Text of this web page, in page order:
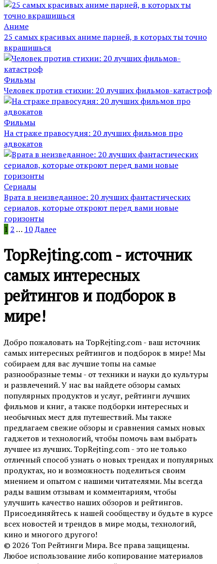
Аниме
25 самых красивых аниме парней, в которых ты точно
вкрашишься
Фильмы
Человек против стихии: 20 лучших фильмов-катастроф
Фильмы
На страже правосудия: 20 лучших фильмов про
адвокатов
Сериалы
Врата в неизведанное: 20 лучших фантастических
сериалов, которые откроют перед вами новые
горизонты
Пагинация
1 2 … 10Далее
TopRejting.com - источник
самых интересных
рейтингов и подборок в
мире!
Добро пожаловать на TopRejting.com - ваш источник
самых интересных рейтингов и подборок в мире! Мы
собираем для вас лучшие топы на самые
разнообразные темы - от техники и науки до культуры
и развлечений. У нас вы найдете обзоры самых
популярных продуктов и услуг, рейтинги лучших
фильмов и книг, а также подборки интересных и
необычных мест для путешествий. Мы также
предлагаем свежие обзоры и сравнения самых новых
гаджетов и технологий, чтобы помочь вам выбрать
лучшее из лучших. TopRejting.com - это не только
отличный способ узнать о новых трендах и популярных
продуктах, но и возможность поделиться своим
мнением и опытом с нашими читателями. Мы всегда
рады вашим отзывам и комментариям, чтобы
улучшить качество наших обзоров и рейтингов.
Присоединяйтесь к нашей сообществу и будьте в курсе
всех новостей и трендов в мире моды, технологий,
кино и многого другого!
© 2026 Топ Рейтинги Мира. Все права защищены.
Любое использование либо копирование материалов